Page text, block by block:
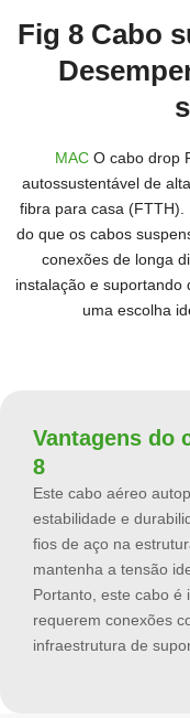
Cabo de fibra de
Fig 8 Cabo
MAC O cabo drop
autossustentável de
fibra para casa (FTTH).
do que os cabos
conexões de longa
instalação e suportando
uma escolha
Vantagens do
8
Este cabo aéreo
estabilidade e
fios de aço na
mantenha a tensão
Portanto, este cabo é
requerem conexões
infraestrutura de